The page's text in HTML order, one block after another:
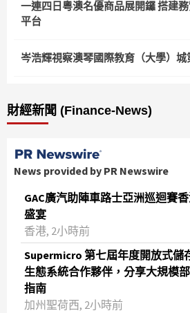
一連四日粵澳名優商品展開鑼 搭建
平台
岑浩輝視察澳琴國際教育（大學）城
財經新聞 (Finance-News)
News provided by PR Newswire
GAC廣汽助陣車路士亞洲巡迴賽
盛宴
香港, 2小時前
Supermicro 第七屆年度開放式儲
生態系統合作夥伴，分享大規模
指南
加州聖荷西, 2小時前